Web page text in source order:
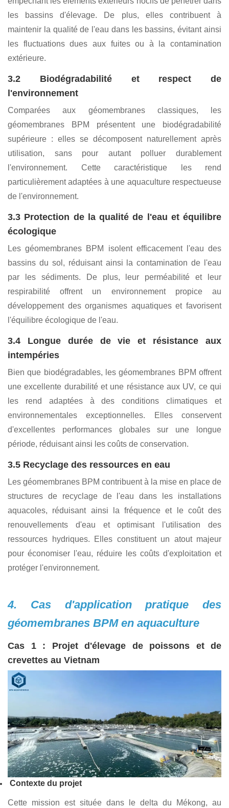
caractéristiques spécifiques d'imperméabilité, d'isolation et
de dégradation. Parmi leurs avantages, on peut citer :
3.1 Imperméabilité et imperméabilité efficaces
robuste, empêchant efficacement les pertes d'eau,
réduisant le gaspillage des ressources en eau et
empêchant les éléments extérieurs nocifs de pénétrer dans
les bassins d'élevage. De plus, elles contribuent à
maintenir la qualité de l'eau dans les bassins, évitant ainsi
les fluctuations dues aux fuites ou à la contamination
extérieure.
3.2 Biodégradabilité et respect de
l'environnement
Comparées aux géomembranes classiques, les
géomembranes BPM présentent une biodégradabilité
supérieure : elles se décomposent naturellement après
utilisation, sans pour autant polluer durablement
l'environnement. Cette caractéristique les rend
particulièrement adaptées à une aquaculture respectueuse
de l'environnement.
3.3 Protection de la qualité de l'eau et équilibre
écologique
Les géomembranes BPM isolent efficacement l'eau des
bassins du sol, réduisant ainsi la contamination de l'eau
par les sédiments. De plus, leur perméabilité et leur
respirabilité offrent un environnement propice au
développement des organismes aquatiques et favorisent
l'équilibre écologique de l'eau.
3.4 Longue durée de vie et résistance aux
intempéries
Bien que biodégradables, les géomembranes BPM offrent
une excellente durabilité et une résistance aux UV, ce qui
les rend adaptées à des conditions climatiques et
environnementales exceptionnelles. Elles conservent
d'excellentes performances globales sur une longue
période, réduisant ainsi les coûts de conservation.
3.5 Recyclage des ressources en eau
structures de recyclage de l'eau dans les installations
aquacoles, réduisant ainsi la fréquence et le coût des
renouvellements d'eau et optimisant l'utilisation des
ressources hydriques. Elles constituent un atout majeur
pour économiser l'eau, réduire les coûts d'exploitation et
protéger l'environnement.
4. Cas d'application pratique des
géomembranes BPM en aquaculture
Cas 1 : Projet d'élevage de poissons et de
crevettes au Vietnam